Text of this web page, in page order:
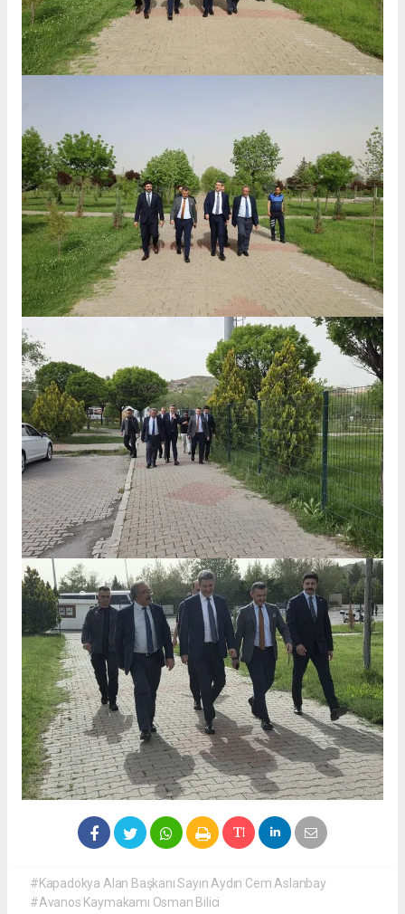
#Kapadokya Alan Başkanı Sayın Aydın Cem Aslanbay
#Avanos Kaymakamı Osman Bilici